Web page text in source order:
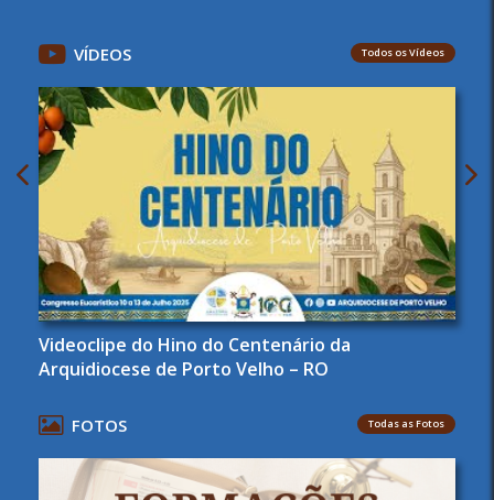
VÍDEOS Todos os Vídeos
Videoclipe do Hino do Centenário da
Arquidiocese de Porto Velho – RO
FOTOS Todas as Fotos